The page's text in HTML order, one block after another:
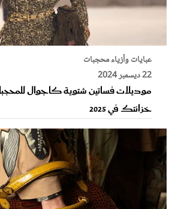
عبايات وأزياء محجبات
22 ديسمبر 2024
موديلات فساتين شتوية كاجوال
خزانتك في 2025